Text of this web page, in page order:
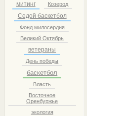
митинг Козерод
Седой баскетбол
Фонд милосердия
Великий Октябрь
ветераны
День победы
баскетбол
Власть
Восточное
Оренбуржье
экология